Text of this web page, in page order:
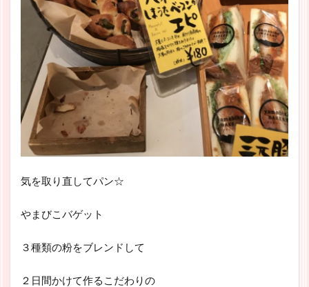
気を取り直してパン☆
やまびこバゲット
３種類の粉をブレンドして
２日間かけて作るこだわりの